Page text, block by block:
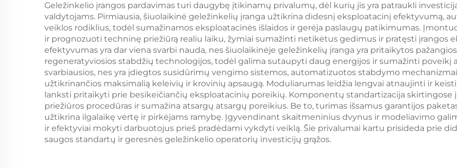
Geležinkelio įrangos pardavimas turi daugybę įtikinamų privalumų, dėl kurių jis yra patraukli
valdytojams. Pirmiausia, šiuolaikinė geležinkelių įranga užtikrina didesnį eksploatacinį efektyvumą,
veiklos rodiklius, todėl sumažinamos eksploatacinės išlaidos ir gerėja paslaugų patikimumas.
ir prognozuoti techninę priežiūrą realiu laiku, žymiai sumažinti netikėtus gedimus ir pratęsti įrangos
efektyvumas yra dar viena svarbi nauda, nes šiuolaikinėje geležinkelių įranga yra pritaikytos
regeneratyviosios stabdžių technologijos, todėl galima sutaupyti daug energijos ir sumažinti poveikį
svarbiausios, nes yra įdiegtos susidūrimų vengimo sistemos, automatizuotos stabdymo
užtikrinančios maksimalią keleivių ir krovinių apsaugą. Moduliarumas leidžia lengvai atnaujinti ir
lanksti pritaikyti prie besikeičiančių eksploatacinių poreikių. Komponentų standartizacija skirtingose
priežiūros procedūras ir sumažina atsargų atsargų poreikius. Be to, turimas išsamus garantijos
užtikrina ilgalaikę vertę ir pirkėjams ramybę. Įgyvendinant skaitmeninius dvynus ir modeliavimo
ir efektyviai mokyti darbuotojus prieš pradėdami vykdyti veiklą. Šie privalumai kartu prisideda prie
saugos standartų ir geresnės geležinkelio operatorių investicijų grąžos.